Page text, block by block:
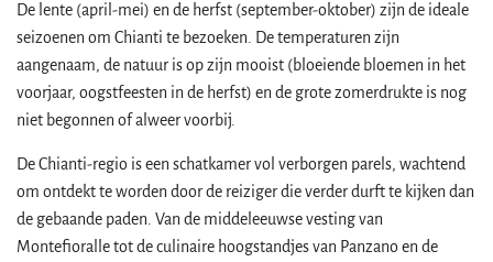
De lente (april-mei) en de herfst (september-oktober) zijn de ideale
seizoenen om Chianti te bezoeken. De temperaturen zijn
aangenaam, de natuur is op zijn mooist (bloeiende bloemen in het
voorjaar, oogstfeesten in de herfst) en de grote zomerdrukte is nog
niet begonnen of alweer voorbij.
De Chianti-regio is een schatkamer vol verborgen parels, wachtend
om ontdekt te worden door de reiziger die verder durft te kijken dan
de gebaande paden. Van de middeleeuwse vesting van
Montefioralle tot de culinaire hoogstandjes van Panzano en de